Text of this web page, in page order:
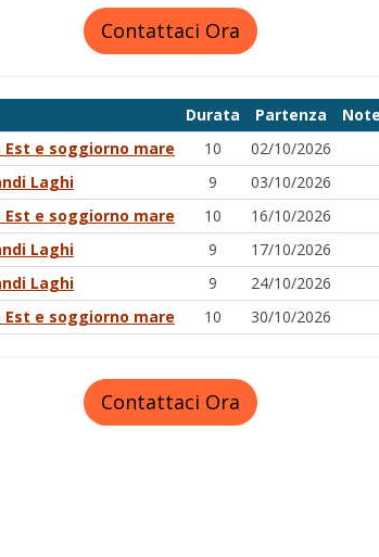
Contattaci Ora
Durata Partenza
Est e soggiorno mare
10
02/10/2026
Laghi
9
03/10/2026
Est e soggiorno mare
10
16/10/2026
Laghi
9
17/10/2026
Laghi
9
24/10/2026
Est e soggiorno mare
10 30/10/2026
Contattaci Ora